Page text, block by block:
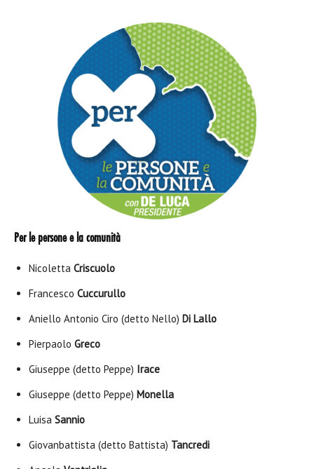
Per le persone e la comunità
Nicoletta Criscuolo
Francesco Cuccurullo
Aniello Antonio Ciro (detto Nello) Di Lallo
Pierpaolo Greco
Giuseppe (detto Peppe) Irace
Giuseppe (detto Peppe) Monella
Luisa Sannio
Giovanbattista (detto Battista) Tancredi